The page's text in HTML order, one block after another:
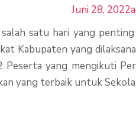
Juni 28, 2022
satu hari yang
Kabupaten yang
Peserta yang mengikuti
yang terbaik untuk